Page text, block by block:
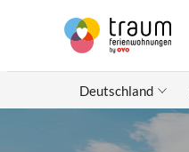
Deutschland